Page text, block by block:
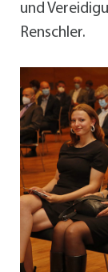
und
Renschler.